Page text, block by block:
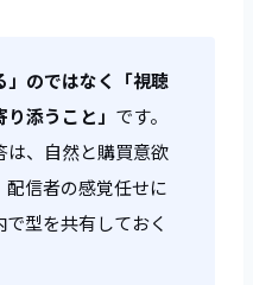
」のではなく「視聴
添うこと」 です。
は、自然と購買意欲
信者の感覚任せに
型を共有しておく